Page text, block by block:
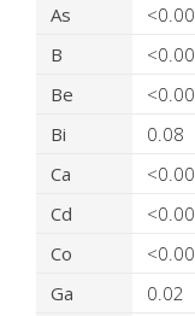
As
B
Be
Bi
0.08
Ca
Cd
Co
Ga
0.02